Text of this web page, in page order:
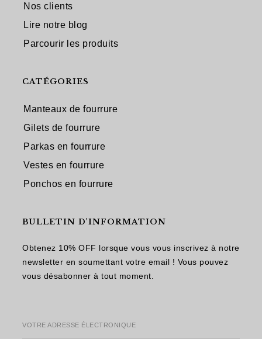
Nos clients
Lire notre blog
Parcourir les produits
CATÉGORIES
Manteaux de fourrure
Gilets de fourrure
Parkas en fourrure
Vestes en fourrure
Ponchos en fourrure
BULLETIN D'INFORMATION
Obtenez 10% OFF lorsque vous vous inscrivez à notre
newsletter en soumettant votre email ! Vous pouvez
vous désabonner à tout moment.
VOTRE ADRESSE ÉLECTRONIQUE